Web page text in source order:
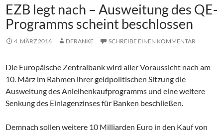
EZB legt nach – Ausweitung des QE-
Programms scheint beschlossen
4. MÄRZ 2016 DFRANKE SCHREIBE EINEN KOMMENTAR
Die Europäische Zentralbank wird aller Voraussicht nach am
10. März im Rahmen ihrer geldpolitischen Sitzung die
Ausweitung des Anleihenkaufprogramms und eine weitere
Senkung des Einlagenzinses für Banken beschließen.
Demnach sollen weitere 10 Milliarden Euro in den Kauf von